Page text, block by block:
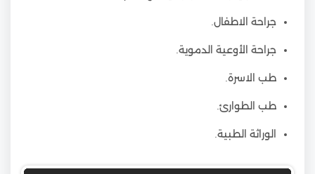
جراحة الاطفال.
جراحة الأوعية الدموية.
طب الاسرة.
طب الطوارئ.
الوراثة الطبية.